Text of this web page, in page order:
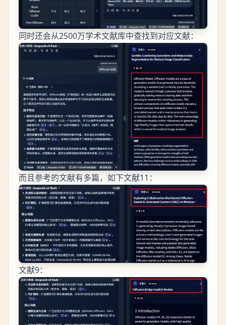
同时还会从2500万学术文献库中查找到对应文献：
而且参考的文献有多篇，如下文献11：
文献9：